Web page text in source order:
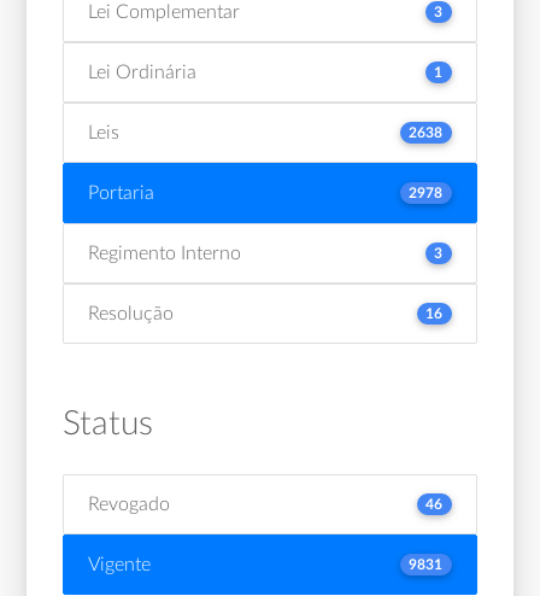
Lei Complementar 3
Lei Ordinária 1
Leis 2638
Portaria 2978
Regimento Interno 3
Resolução 16
Status
Revogado 46
Vigente 9831